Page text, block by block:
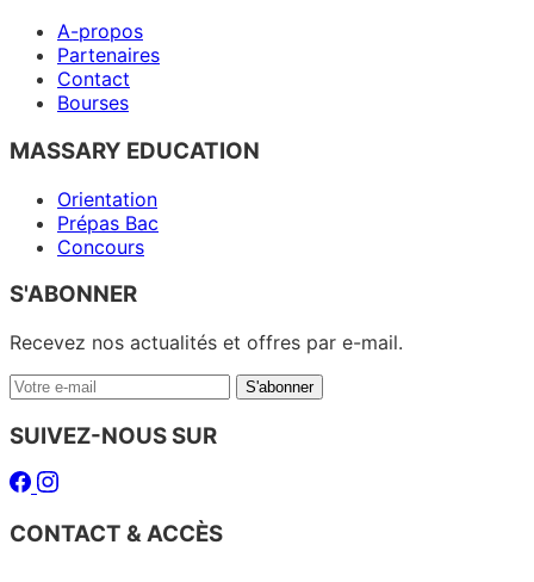
A-propos
Partenaires
Contact
Bourses
MASSARY EDUCATION
Orientation
Prépas Bac
Concours
S'ABONNER
Recevez nos actualités et offres par e-mail.
Votre
mail
S'abonner
SUIVEZ-NOUS SUR
Facebook
Instagram
CONTACT & ACCÈS